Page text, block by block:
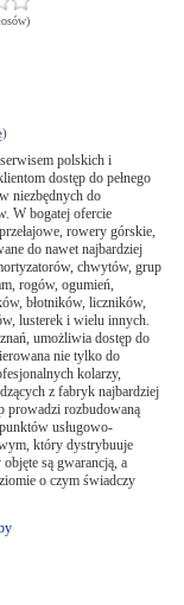
)
polskich i
dostęp do pełnego
niezbędnych do
W bogatej ofercie
rowery górskie,
do nawet najbardziej
chwytów, grup
rogów, ogumień,
błotników, liczników,
lusterek i wielu innych.
umożliwia dostęp do
nie tylko do
kolarzy,
z fabryk najbardziej
prowadzi rozbudowaną
usługowo-
który dystrybuuje
są gwarancją, a
o czym świadczy